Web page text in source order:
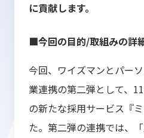
に貢献します。
■今回の目的/取組みの詳
今回、ワイズマンとパー
業連携の第二弾として、
の新たな採用サービス『
た。第二弾の連携では、